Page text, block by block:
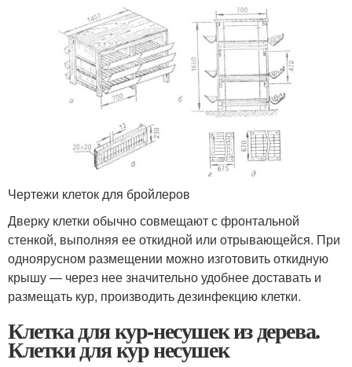
Чертежи клеток для бройлеров
Дверку клетки обычно совмещают с фронтальной
стенкой, выполняя ее откидной или отрывающейся. При
одноярусном размещении можно изготовить откидную
крышу — через нее значительно удобнее доставать и
размещать кур, производить дезинфекцию клетки.
Клетка для кур-несушек из дерева.
Клетки для кур несушек